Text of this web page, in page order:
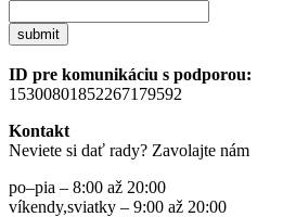
submit
ID pre komunikáciu s podporou:
15300801852267179592
Kontakt
Neviete si dať rady? Zavolajte nám
po–pia – 8:00 až 20:00
víkendy,sviatky – 9:00 až 20:00